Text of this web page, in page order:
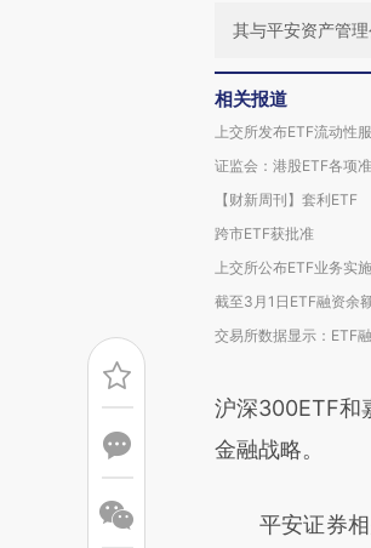
其与平安资产管
相关报道
上交所发布ETF流动性
证监会：港股ETF各项
【财新周刊】套利ETF
跨市ETF获批准
上交所公布ETF业务实
截至3月1日ETF融资余
交易所数据显示：ETF
沪深300ETF和
金融战略。
平安证券相